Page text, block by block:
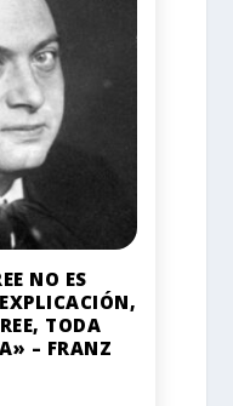
NO ES
TODA
– FRANZ